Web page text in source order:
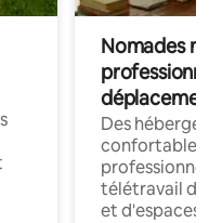
Nomades
déplacement
Des
confortables
professionnels
télétravail
et d'espaces